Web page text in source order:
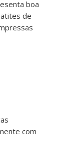
boa
de
com